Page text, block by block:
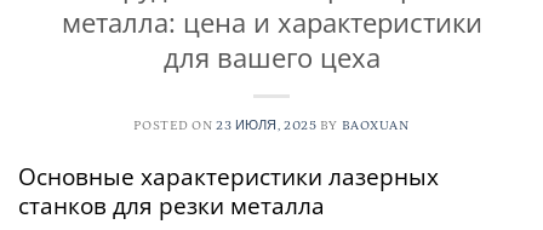
металла: цена и характеристики
для вашего цеха
POSTED ON23 ИЮЛЯ, 2025 BY BAOXUAN
Основные характеристики лазерных
станков для резки металла